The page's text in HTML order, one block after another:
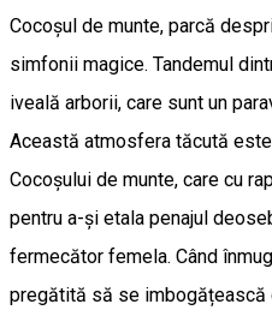
Cocoșul de munte, parcă
simfonii magice. Tandemul
iveală arborii, care sunt un
Această atmosfera tăcută
Cocoșului de munte, care cu
pentru a-și etala penajul
fermecător femela. Când
pregătită să se imbogățească